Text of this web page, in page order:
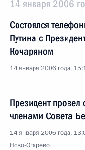
14 января 2006
Состоялся
Путина с
Кочаряном
14 января 2006 года,
Президент
членами Совета
14 января 2006 года,
Ново-Огарево